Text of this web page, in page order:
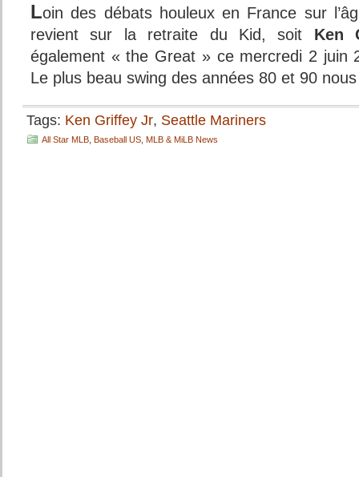
Loin des débats houleux en France sur
revient sur la retraite du Kid, soit Ken
également « the Great » ce mercredi 2 juin
Le plus beau swing des années 80 et 90
Tags: Ken Griffey Jr, Seattle Mariners
All Star MLB Baseball US MLB & MiLB News